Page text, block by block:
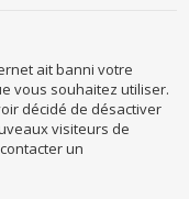
ait banni votre
vous souhaitez utiliser.
décidé de désactiver
visiteurs de
un